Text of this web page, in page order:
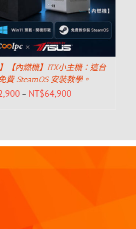
【內燃機】ITX小主機：這台
費 SteamOS 安裝教學。
– NT$64,900